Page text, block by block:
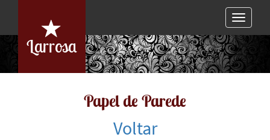
Toggle
Larrosa
Papel de Parede
Voltar